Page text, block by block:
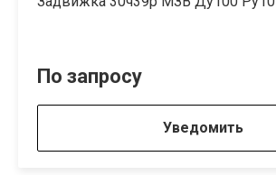
По запросу
Уведомить